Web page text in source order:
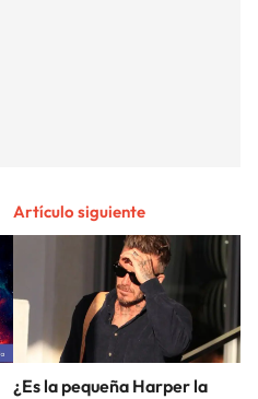
Artículo siguiente
¿Es la pequeña Harper la